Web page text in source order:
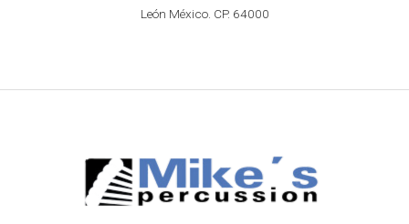
León México. CP. 64000